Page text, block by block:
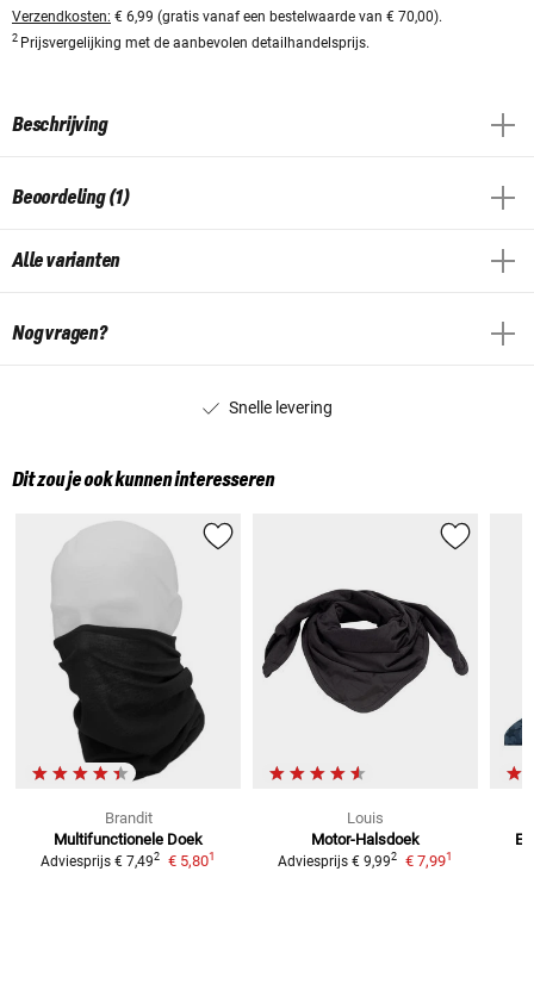
Verzendkosten: € 6,99 (gratis vanaf een bestelwaarde van € 70,00).
2 Prijsvergelijking met de aanbevolen detailhandelsprijs.
Beschrijving
Beoordeling (1)
Alle varianten
Nog vragen?
Snelle levering
Dit zou je ook kunnen interesseren
Brandit
Multifunctionele Doek
Adviesprijs € 7,492 € 5,801
Louis
Motor-Halsdoek
Adviesprijs € 9,992 € 7,991
E-